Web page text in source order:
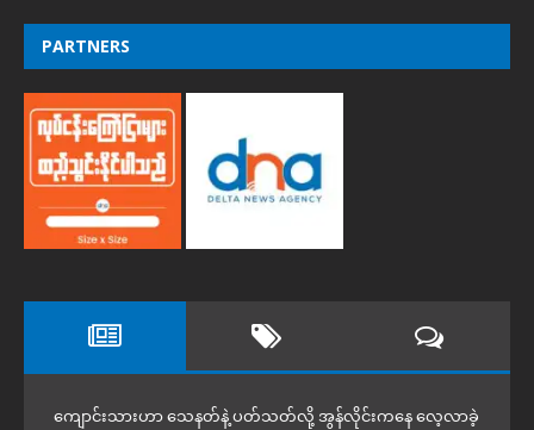
PARTNERS
ကျောင်းသားဟာ သေနတ်နဲ့ ပတ်သတ်လို့ အွန်လိုင်းကနေ လေ့လာခဲ့